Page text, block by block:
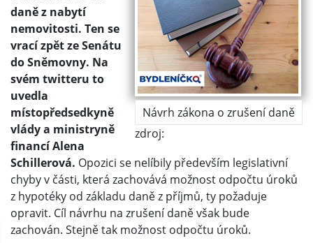
Návrh zákona o zrušení daně
zdroj:
daně z nabytí
nemovitosti. Ten se
vrací zpět ze Senátu
do Sněmovny. Na
svém twitteru to
uvedla
místopředsedkyně
vlády a ministryně
financí Alena
Schillerová. Opozici se nelíbily především legislativní
chyby v části, která zachovává možnost odpočtu úroků
z hypotéky od základu daně z příjmů, ty požaduje
opravit. Cíl návrhu na zrušení daně však bude
zachován. Stejně tak možnost odpočtu úroků.